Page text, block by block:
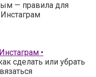
— правила для
•
сделать или убрать